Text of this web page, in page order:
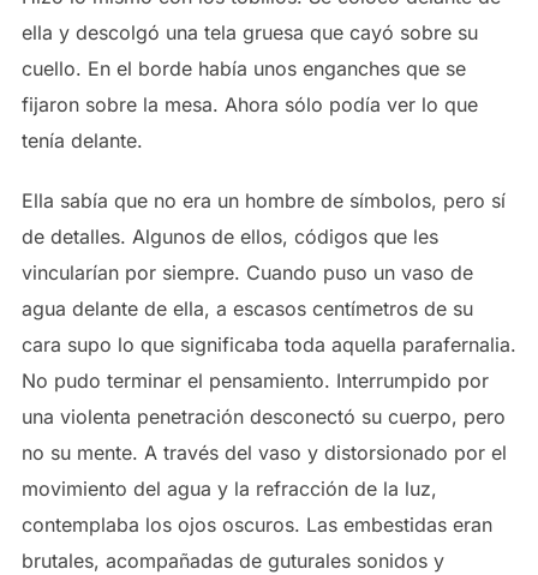
ella y descolgó una tela gruesa que cayó sobre su
cuello. En el borde había unos enganches que se
fijaron sobre la mesa. Ahora sólo podía ver lo que
tenía delante.
Ella sabía que no era un hombre de símbolos, pero sí
de detalles. Algunos de ellos, códigos que les
vincularían por siempre. Cuando puso un vaso de
agua delante de ella, a escasos centímetros de su
cara supo lo que significaba toda aquella parafernalia.
No pudo terminar el pensamiento. Interrumpido por
una violenta penetración desconectó su cuerpo, pero
no su mente. A través del vaso y distorsionado por el
movimiento del agua y la refracción de la luz,
contemplaba los ojos oscuros. Las embestidas eran
brutales, acompañadas de guturales sonidos y